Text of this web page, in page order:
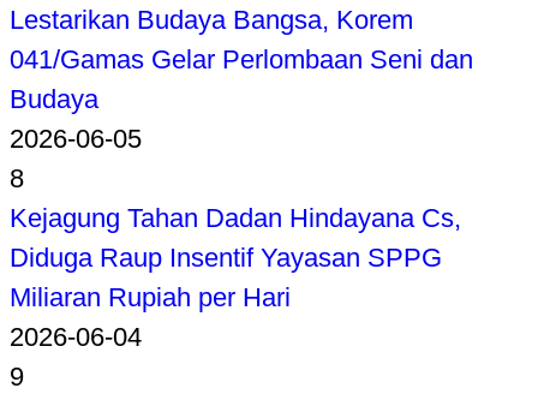
Lestarikan Budaya Bangsa, Korem
041/Gamas Gelar Perlombaan Seni dan
Budaya
2026-06-05
8
Kejagung Tahan Dadan Hindayana Cs,
Diduga Raup Insentif Yayasan SPPG
Miliaran Rupiah per Hari
2026-06-04
9